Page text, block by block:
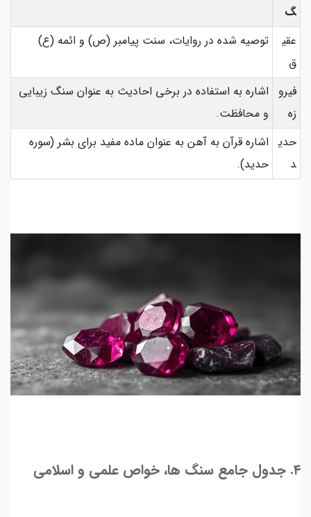
گ
عقی
ق
توصیه شده در روایات، سنت پیامبر (ص) و ائمه (ع)
فیرو
زه
اشاره به استفاده در برخی احادیث به عنوان سنگ زیبایی
و محافظت.
حدی
د
اشاره قرآن به آهن به عنوان ماده مفید برای بشر (سوره
حدید).
۴. جدول جامع سنگ ها، خواص علمی و اسلامی